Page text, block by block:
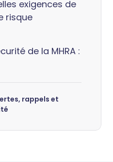
exigences de
risque
de la MHRA :
rappels et